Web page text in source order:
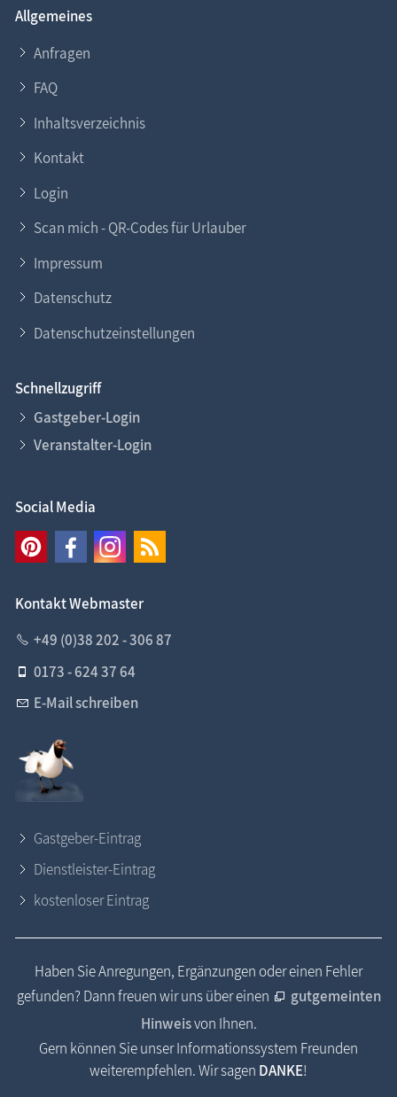
Sie möchten
präsentieren?
Gern helfen wir Ihnen dabei. Nehmen Sie
uns auf. Lesen Sie auch unsere
Gastgeber.
Allgemeines
Anfragen
FAQ
Inhaltsverzeichnis
Kontakt
Login
Scan mich - QR-Codes für Urlauber
Impressum
Datenschutz
Datenschutzeinstellungen
Schnellzugriff
Gastgeber-Login
Veranstalter-Login
Social Media
Kontakt Webmaster
+49 (0)38 202 - 306 87
0173 - 624 37 64
E-Mail schreiben
Gastgeber-Eintrag
Dienstleister-Eintrag
kostenloser Eintrag
Haben Sie Anregungen, Ergänzungen oder einen Fehler
gefunden? Dann freuen wir uns über einen
gutgemeinten
Hinweisvon Ihnen.
Gern können Sie unser Informationssystem Freunden
weiterempfehlen. Wir sagen DANKE!